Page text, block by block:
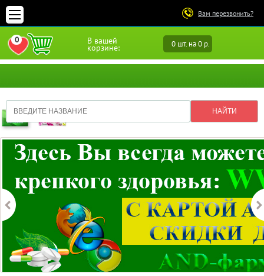
Вам перезвонить?
В вашей
корзине: 0 шт. на 0 р.
0
ПЕРЕЙТИ В ИЗБРАННОЕ